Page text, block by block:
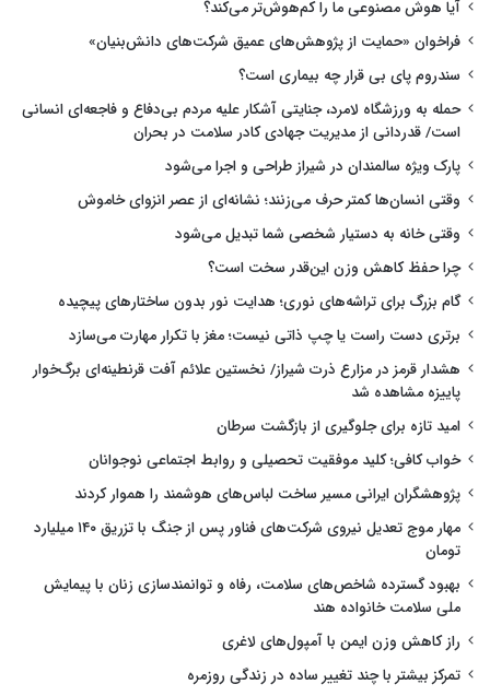
آیا هوش مصنوعی ما را کم‌هوش‌تر می‌کند؟
فراخوان «حمایت از پژوهش‌های عمیق شرکت‌های دانش‌بنیان»
سندروم پای بی قرار چه بیماری است؟
حمله به ورزشگاه لامرد، جنایتی آشکار علیه مردم بی‌دفاع و فاجعه‌ای انسانی
است/ قدردانی از مدیریت جهادی کادر سلامت در بحران
پارک ویژه سالمندان در شیراز طراحی و اجرا می‌شود
وقتی انسان‌ها کمتر حرف می‌زنند؛ نشانه‌ای از عصر انزوای خاموش
وقتی خانه به دستیار شخصی شما تبدیل می‌شود
چرا حفظ کاهش وزن این‌قدر سخت است؟
گام بزرگ برای تراشه‌های نوری؛ هدایت نور بدون ساختارهای پیچیده
برتری دست راست یا چپ ذاتی نیست؛ مغز با تکرار مهارت می‌سازد
هشدار قرمز در مزارع ذرت شیراز/ نخستین علائم آفت قرنطینه‌ای برگ‌خوار
پاییزه مشاهده شد
امید تازه برای جلوگیری از بازگشت سرطان
خواب کافی؛ کلید موفقیت تحصیلی و روابط اجتماعی نوجوانان
پژوهشگران ایرانی مسیر ساخت لباس‌های هوشمند را هموار کردند
مهار موج تعدیل نیروی شرکت‌های فناور پس از جنگ با تزریق ۱۴۰ میلیارد
تومان
بهبود گسترده شاخص‌های سلامت، رفاه و توانمندسازی زنان با پیمایش
ملی سلامت خانواده هند
راز کاهش وزن ایمن با آمپول‌های لاغری
تمرکز بیشتر با چند تغییر ساده در زندگی روزمره